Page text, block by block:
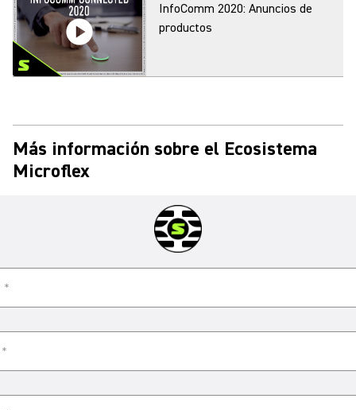
InfoComm 2020: Anuncios de
productos
Virtual: Ecosistema Microflex
para conferencias
Microflex Advance:
demostración de audio
Microflex Advance:
Más información sobre el Ecosistema
Microflex